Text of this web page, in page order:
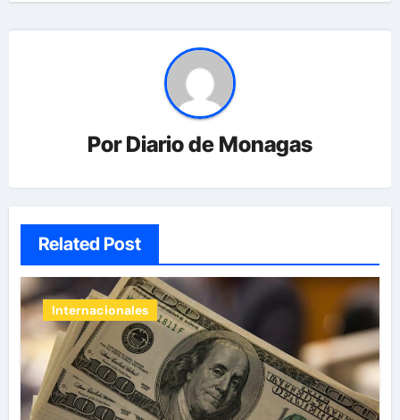
PorDiario de Monagas
Related Post
Internacionales